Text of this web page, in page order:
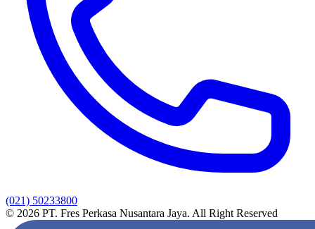
(021) 50233800
© 2026 PT. Fres Perkasa Nusantara Jaya. All Right Reserved